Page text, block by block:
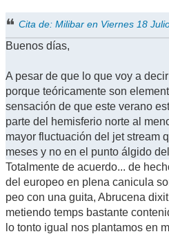
Cita de: Milibar en Viernes 18
Buenos días,
A pesar de que lo que voy a
porque teóricamente son
sensación de que este verano
parte del hemisferio norte al
mayor fluctuación del jet stream
meses y no en el punto álgido
Totalmente de acuerdo... de
del europeo en plena canicula
peo con una guita, Abrucena
metiendo temps bastante
lo tonto igual nos plantamos en